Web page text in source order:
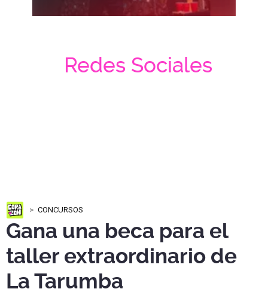
Redes Sociales
CONCURSOS
Gana una beca para el
taller extraordinario de
La Tarumba